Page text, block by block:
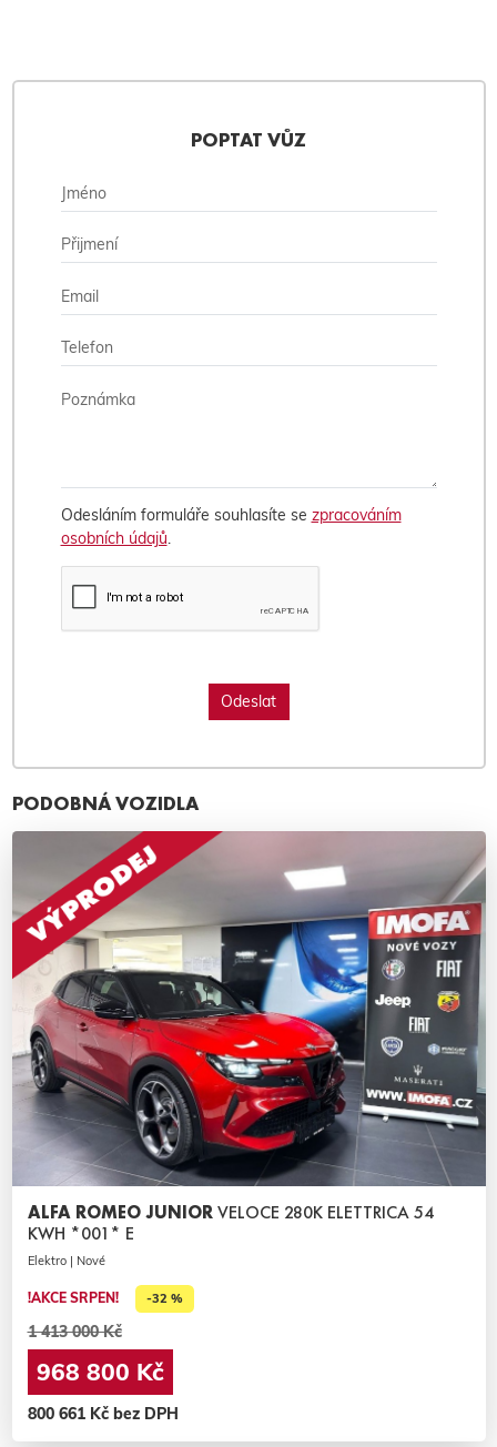
POPTAT VŮZ
Odesláním formuláře souhlasíte se zpracováním
osobních údajů.
PODOBNÁ VOZIDLA
ALFA ROMEO JUNIORVELOCE 280K ELETTRICA 54
KWH *001* E
Elektro | Nové
!AKCE SRPEN! -32 %
1 413 000 Kč
968 800 Kč
800 661 Kč bez DPH